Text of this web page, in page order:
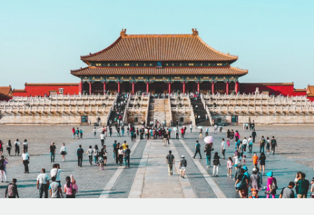
Sous-traitez les opérations complexes liées à l’emploi
INFRASTRUCTURE
Intégration Remote
Intégrez vos RH aux flux de travail en toute simplicité
Plateforme
Des fonctions RH clés intégrées pour votre équipe
Examinez notre service par rapport aux autres
CROISSANCE
Start-ups
Des solutions agiles et internationales pour les RH et la
paie des entreprises en pleine croissance
Entreprises intermédiaires
Développez vos équipes avec des solutions RH sur
mesure
Calculateur de paiement des freelances
Découvrez les devises disponibles et les vitesses de
paiement pour vos freelances internationaux
APPRENDRE AVEC REMOTE
Recherche et guides
Études de cas
Deutsch
Español
Italiano
Português (Portugal)